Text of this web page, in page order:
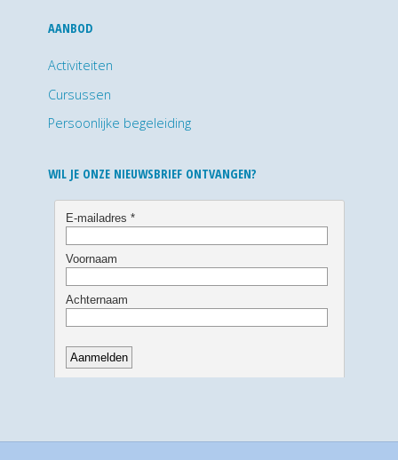
AANBOD
Activiteiten
Cursussen
Persoonlijke begeleiding
WIL JE ONZE NIEUWSBRIEF ONTVANGEN?